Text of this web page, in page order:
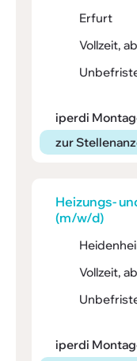
Erfurt
Vollzeit,
iperdi
zur
Heizungs-
(m/w/d)
Vollzeit,
iperdi